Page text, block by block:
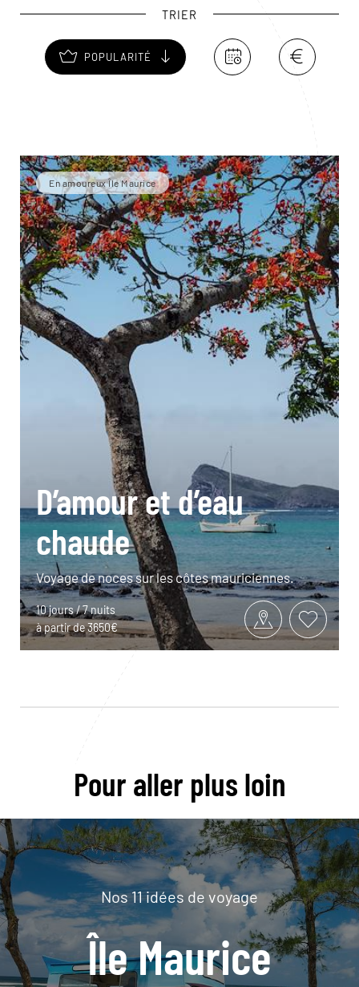
TRIER
POPULARITÉ
En amoureux Île Maurice
D’amour et d’eau
chaude
Voyage de noces sur les côtes mauriciennes.
10 jours / 7 nuits
à partir de 3650€
Pour aller plus loin
Nos 11 idées de voyage
Île Maurice